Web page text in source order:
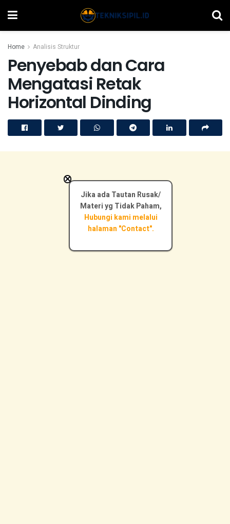
Home Analisis Struktur
Penyebab dan Cara
Mengatasi Retak
Horizontal Dinding
Jika ada Tautan Rusak/
Materi yg Tidak Paham,
Hubungi kami melalui
halaman "Contact".
×